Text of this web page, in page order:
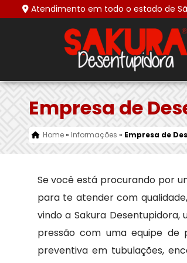
Atendimento em todo o estado de
Empresa de
Home» Informações » Empresa de
Se você está procurando por
para te atender com
vindo a Sakura
pressão com uma equipe de
preventiva em tubulações,